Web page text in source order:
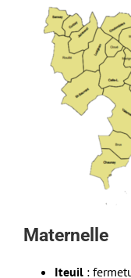
Maternelle
Iteuil :